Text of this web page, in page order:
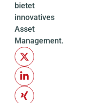
bietet
innovatives
Asset
Management.